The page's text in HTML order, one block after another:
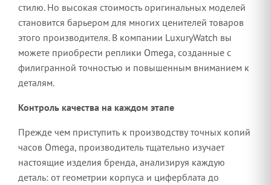
стилю. Но высокая стоимость оригинальных моделей
становится барьером для многих ценителей товаров
этого производителя. В компании LuxuryWatch вы
можете приобрести реплики Omega, созданные с
филигранной точностью и повышенным вниманием к
деталям.
Контроль качества на каждом этапе
Прежде чем приступить к производству точных копий
часов Omega, производитель тщательно изучает
настоящие изделия бренда, анализируя каждую
деталь: от геометрии корпуса и циферблата до